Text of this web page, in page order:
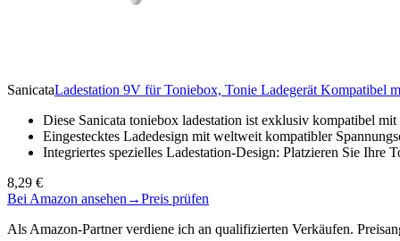
SanicataLadestation 9V für Toniebox, Tonie Ladegerät Kompatibel
Diese Sanicata toniebox ladestation ist exklusiv kompatibel
Eingestecktes Ladedesign mit weltweit kompatibler
Integriertes spezielles Ladestation-Design: Platzieren Sie
8,29 €
Bei Amazon ansehen →Preis prüfen
Als Amazon-Partner verdiene ich an qualifizierten Verkäufen.